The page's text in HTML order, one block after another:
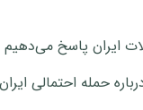
ایران پاسخ می‌دهیم
حمله احتمالی